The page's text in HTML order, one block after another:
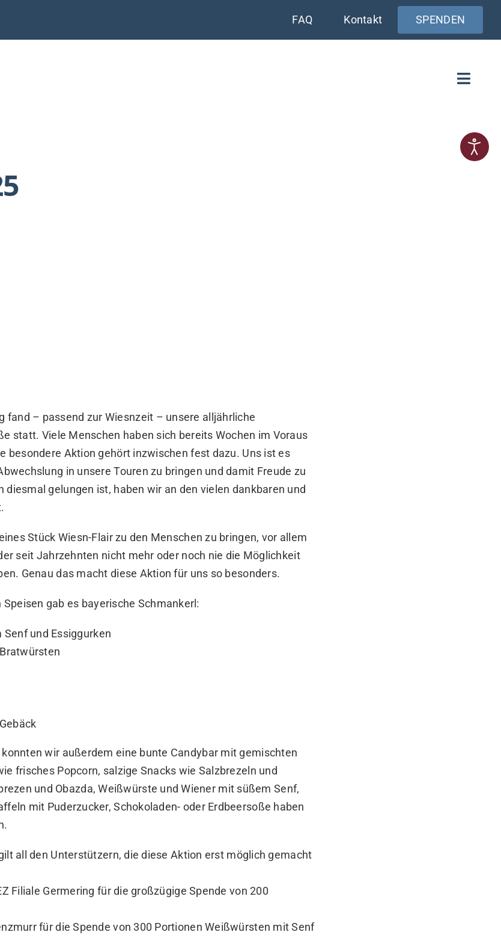
FAQ Kontakt SPENDEN
Toggle
fand – passend zur Wiesnzeit – unsere alljährliche
statt. Viele Menschen haben sich bereits Wochen im Voraus
besondere Aktion gehört inzwischen fest dazu. Uns ist es
in unsere Touren zu bringen und damit Freude zu
diesmal gelungen ist, haben wir an den vielen dankbaren und
Stück Wiesn-Flair zu den Menschen zu bringen, vor allem
seit Jahrzehnten nicht mehr oder noch nie die Möglichkeit
Genau das macht diese Aktion für uns so besonders.
gab es bayerische Schmankerl:
und Essiggurken
wir außerdem eine bunte Candybar mit gemischten
frisches Popcorn, salzige Snacks wie Salzbrezeln und
und Obazda, Weißwürste und Wiener mit süßem Senf,
mit Puderzucker, Schokoladen- oder Erdbeersoße haben
all den Unterstützern, die diese Aktion erst möglich gemacht
Filiale Germering für die großzügige Spende von 200
für die Spende von 300 Portionen Weißwürsten mit Senf